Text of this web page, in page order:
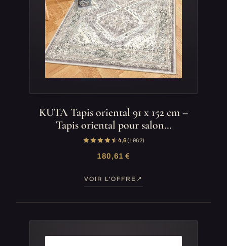
KUTA Tapis oriental 91 x 152 cm –
Tapis oriental pour salon…
4,6(1 962)
180,61 €
VOIR L'OFFRE